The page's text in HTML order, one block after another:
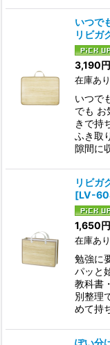
いつで
リビガ
3,190円
在庫あり
いつで
でも お
きで持
ふき取
隙間に
リビ
[LV-
1,650円
在庫あり
勉強に
パッと
教科書
別整理
めて持
ぽい分